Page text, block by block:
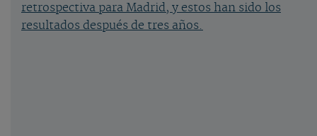
retrospectiva para Madrid, y estos han sido los
resultados después de tres años.